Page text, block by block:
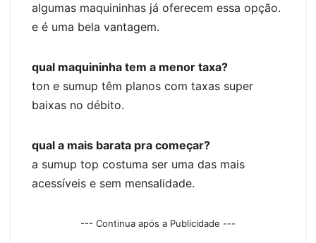
algumas maquininhas já oferecem essa opção.
e é uma bela vantagem.
qual maquininha tem a menor taxa?
ton e sumup têm planos com taxas super
baixas no débito.
qual a mais barata pra começar?
a sumup top costuma ser uma das mais
acessíveis e sem mensalidade.
--- Continua após a Publicidade ---